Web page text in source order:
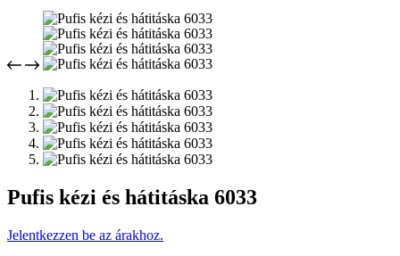
Pufis kézi és hátitáska 6033
Jelentkezzen be az árakhoz.